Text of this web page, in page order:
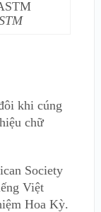
khi cúng
chữ
Society
Việt
Hoa Kỳ.